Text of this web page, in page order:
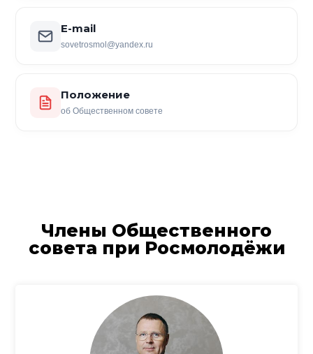
E-mail
sovetrosmol@yandex.ru
Положение
об Общественном совете
Члены Общественного
совета при Росмолодёжи